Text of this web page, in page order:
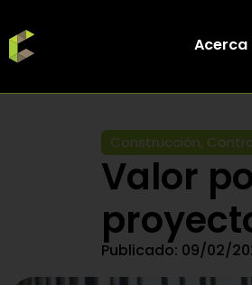
Acerca
Construcción,
Valor
Publicado: 09/02/